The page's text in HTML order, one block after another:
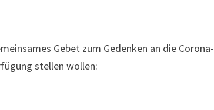
Gebet zum Gedenken an die Corona-
stellen wollen: